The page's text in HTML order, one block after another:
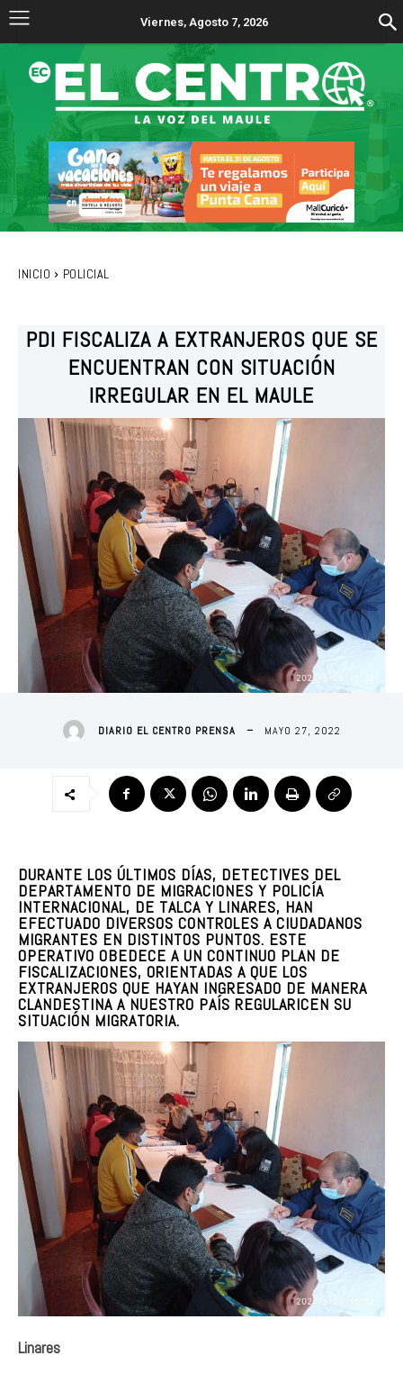
Viernes, Agosto 7, 2026
INICIO POLICIAL
PDI FISCALIZA A EXTRANJEROS QUE SE
ENCUENTRAN CON SITUACIÓN
IRREGULAR EN EL MAULE
DIARIO EL CENTRO PRENSA MAYO 27, 2022
DURANTE LOS ÚLTIMOS DÍAS, DETECTIVES DEL
DEPARTAMENTO DE MIGRACIONES Y POLICÍA
INTERNACIONAL, DE TALCA Y LINARES, HAN
EFECTUADO DIVERSOS CONTROLES A CIUDADANOS
MIGRANTES EN DISTINTOS PUNTOS. ESTE
OPERATIVO OBEDECE A UN CONTINUO PLAN DE
FISCALIZACIONES, ORIENTADAS A QUE LOS
EXTRANJEROS QUE HAYAN INGRESADO DE MANERA
CLANDESTINA A NUESTRO PAÍS REGULARICEN SU
SITUACIÓN MIGRATORIA.
Linares